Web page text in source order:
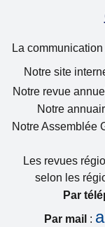
La
Notre site
Notre revue
Notre
Notre Assemblée
Les revues
selon les
Par
Par mail :